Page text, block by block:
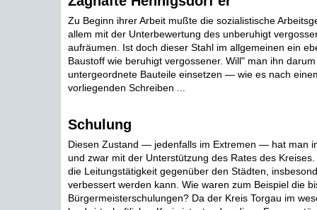
Zu Beginn ihrer Arbeit mußte die sozialistische
allem mit der Unterbewertung des unberuhigt
aufräumen. Ist doch dieser Stahl im allgemeinen ein
Baustoff wie beruhigt vergossener. Will" man ihn
untergeordnete Bauteile einsetzen — wie es nach
vorliegenden Schreiben ...
Schulung
Diesen Zustand — jedenfalls im Extremen — hat man
und zwar mit der Unterstützung des Rates des
die Leitungstätigkeit gegenüber den Städten,
verbessert werden kann. Wie waren zum Beispiel die
Bürgermeisterschulungen? Da der Kreis Torgau im